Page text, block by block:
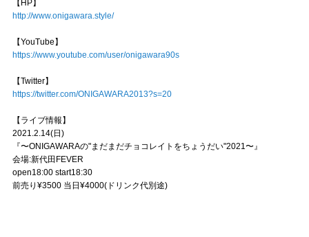
【HP】
http://www.onigawara.style/
【YouTube】
https://www.youtube.com/user/onigawara90s
【Twitter】
https://twitter.com/ONIGAWARA2013?s=20
【ライブ情報】
2021.2.14(日)
『〜ONIGAWARAの"まだまだチョコレイトをちょうだい"2021〜』
会場:新代田FEVER
open18:00 start18:30
前売り¥3500 当日¥4000(ドリンク代別途)